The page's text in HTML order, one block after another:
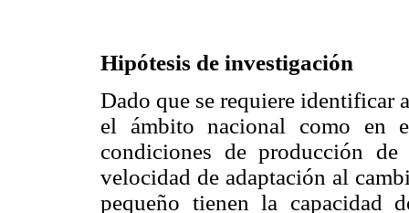
Hipótesis de investigación
Dado que se requiere identificar
el ámbito nacional como en
condiciones de producción
velocidad de adaptación al
pequeño tienen la capacidad